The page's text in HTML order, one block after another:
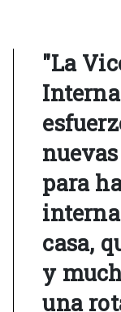
"La
para
casa,
y
una